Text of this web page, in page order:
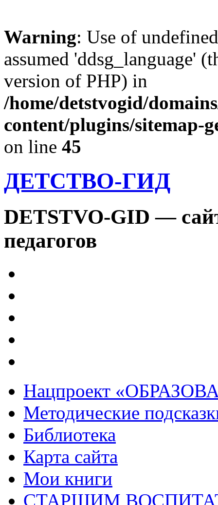
Warning: Use of
assumed 'ddsg_language'
version of PHP) in
/home/detstvogid/
content/plugins/sitemap-
on line 45
ДЕТСТВО-ГИД
DETSTVO-GID —
педагогов
Нацпроект
Методические
Библиотека
Карта сайта
Мои книги
СТАРШИМ